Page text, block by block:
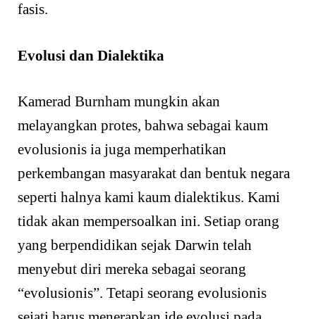
fasis.
Evolusi dan Dialektika
Kamerad Burnham mungkin akan
melayangkan protes, bahwa sebagai kaum
evolusionis ia juga memperhatikan
perkembangan masyarakat dan bentuk negara
seperti halnya kami kaum dialektikus. Kami
tidak akan mempersoalkan ini. Setiap orang
yang berpendidikan sejak Darwin telah
menyebut diri mereka sebagai seorang
“evolusionis”. Tetapi seorang evolusionis